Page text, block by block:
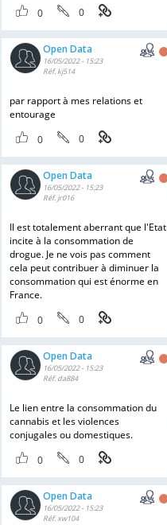
0
0
Open Data
16/05/2022 - 15:23
Réf. kj514
par rapport à mes relations et
entourage
0
0
Open Data
16/05/2022 - 15:23
Réf. jr016
Il est totalement aberrant que l'Etat
incite à la consommation de
drogue. Je ne vois pas comment
cela peut contribuer à diminuer la
consommation qui est énorme en
France.
0
0
Open Data
16/05/2022 - 15:23
Réf. da884
Le lien entre la consommation du
cannabis et les violences
conjugales ou domestiques.
0
0
Open Data
16/05/2022 - 15:23
Réf. xw104